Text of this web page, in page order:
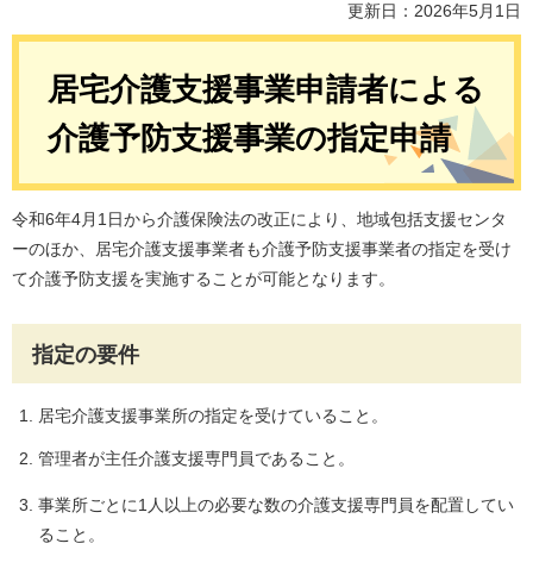
更新日：2026年5月1日
居宅介護支援事業申請者による
介護予防支援事業の指定申請
令和6年4月1日から介護保険法の改正により、地域包括支援センタ
ーのほか、居宅介護支援事業者も介護予防支援事業者の指定を受け
て介護予防支援を実施することが可能となります。
指定の要件
居宅介護支援事業所の指定を受けていること。
管理者が主任介護支援専門員であること。
事業所ごとに1人以上の必要な数の介護支援専門員を配置してい
ること。